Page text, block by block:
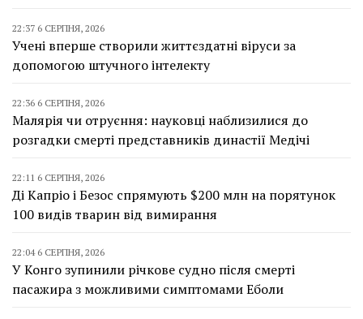
22:37 6 СЕРПНЯ, 2026
Учені вперше створили життєздатні віруси за
допомогою штучного інтелекту
22:36 6 СЕРПНЯ, 2026
Малярія чи отруєння: науковці наблизилися до
розгадки смерті представників династії Медічі
22:11 6 СЕРПНЯ, 2026
Ді Капріо і Безос спрямують $200 млн на порятунок
100 видів тварин від вимирання
22:04 6 СЕРПНЯ, 2026
У Конго зупинили річкове судно після смерті
пасажира з можливими симптомами Еболи